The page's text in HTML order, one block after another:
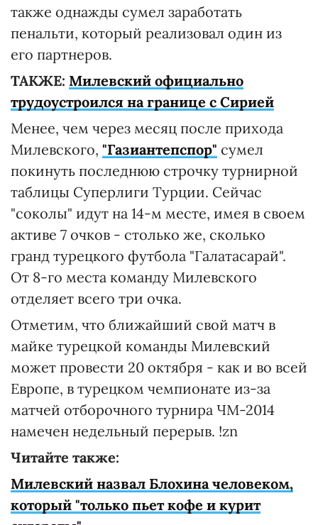
также однажды сумел заработать
пенальти, который реализовал один из
его партнеров.
ТАКЖЕ: Милевский официально
трудоустроился на границе с Сирией
Менее, чем через месяц после прихода
Милевского, "Газиантепспор" сумел
покинуть последнюю строчку турнирной
таблицы Суперлиги Турции. Сейчас
"соколы" идут на 14-м месте, имея в своем
активе 7 очков - столько же, сколько
гранд турецкого футбола "Галатасарай".
От 8-го места команду Милевского
отделяет всего три очка.
Отметим, что ближайший свой матч в
майке турецкой команды Милевский
может провести 20 октября - как и во всей
Европе, в турецком чемпионате из-за
матчей отборочного турнира ЧМ-2014
намечен недельный перерыв. !zn
Читайте также:
Милевский назвал Блохина человеком,
который "только пьет кофе и курит